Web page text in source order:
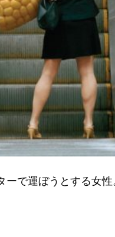
ーで運ぼうとする女性